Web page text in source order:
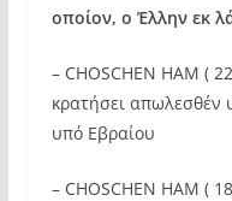
οποίον, ο Έλλην εκ
– CHOSCHEN HAM (
κρατήσει απωλεσθέν
υπό Εβραίου
– CHOSCHEN HAM (